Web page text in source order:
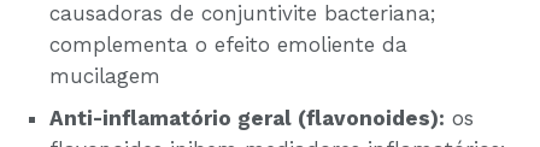
causadoras de conjuntivite bacteriana;
complementa o efeito emoliente da
mucilagem
Anti-inflamatório geral (flavonoides): os